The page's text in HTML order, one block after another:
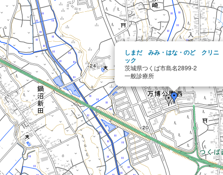
しまだ みみ・はな・のど クリニ
ック
茨城県つくば市島名2899-2
一般診療所